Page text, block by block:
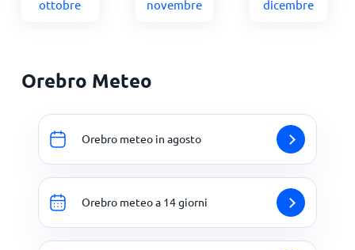
ottobre novembre dicembre
Orebro Meteo
Orebro meteo in agosto
Orebro meteo a 14 giorni